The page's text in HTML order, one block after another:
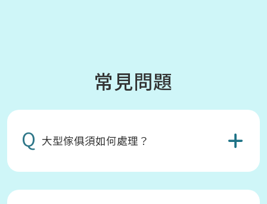
常見問題
Q 大型傢俱須如何處理？